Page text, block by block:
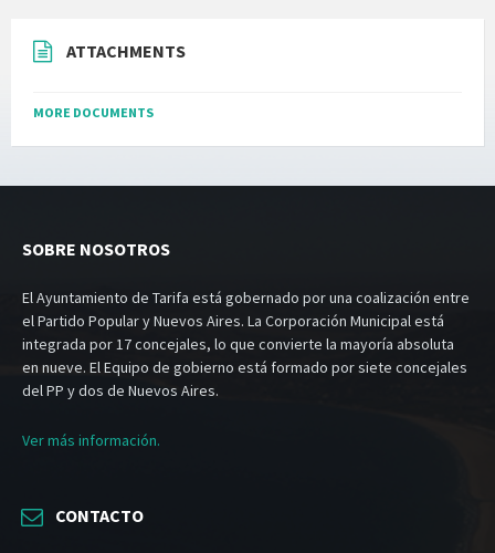
ATTACHMENTS
MORE DOCUMENTS
SOBRE NOSOTROS
El Ayuntamiento de Tarifa está gobernado por una coalización entre
el Partido Popular y Nuevos Aires. La Corporación Municipal está
integrada por 17 concejales, lo que convierte la mayoría absoluta
en nueve. El Equipo de gobierno está formado por siete concejales
del PP y dos de Nuevos Aires.
Ver más información.
CONTACTO